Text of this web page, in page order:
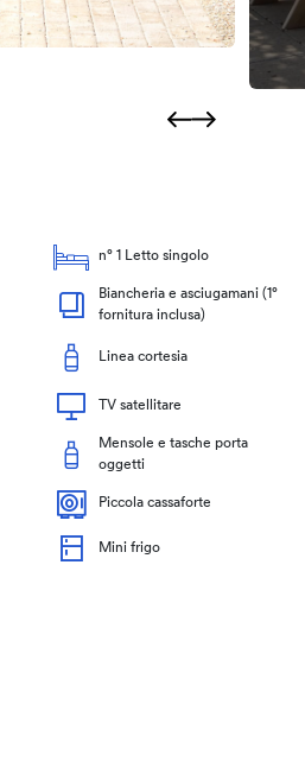
n° 1 Letto singolo
Biancheria e asciugamani (1°
fornitura inclusa)
Linea cortesia
TV satellitare
Mensole e tasche porta
oggetti
Piccola cassaforte
Mini frigo